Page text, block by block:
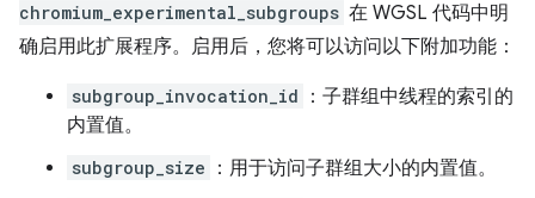
chromium_experimental_subgroups 在 WGSL 代码中明
确启用此扩展程序。启用后，您将可以访问以下附加功能：
subgroup_invocation_id
：子群组中线程的索引的
内置值。
subgroup_size ：用于访问子群组大小的内置值。